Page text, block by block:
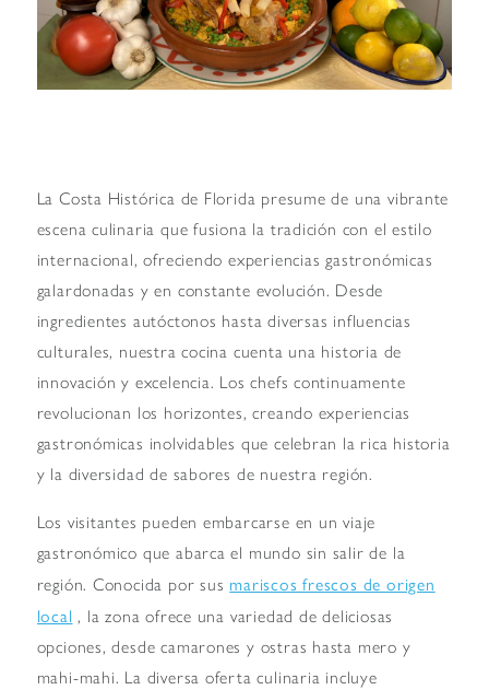
La Costa Histórica de Florida presume de una vibrante
escena culinaria que fusiona la tradición con el estilo
internacional, ofreciendo experiencias gastronómicas
galardonadas y en constante evolución. Desde
ingredientes autóctonos hasta diversas influencias
culturales, nuestra cocina cuenta una historia de
innovación y excelencia. Los chefs continuamente
revolucionan los horizontes, creando experiencias
gastronómicas inolvidables que celebran la rica historia
y la diversidad de sabores de nuestra región.
Los visitantes pueden embarcarse en un viaje
gastronómico que abarca el mundo sin salir de la
región. Conocida por sus mariscos frescos de origen
local , la zona ofrece una variedad de deliciosas
opciones, desde camarones y ostras hasta mero y
mahi-mahi. La diversa oferta culinaria incluye